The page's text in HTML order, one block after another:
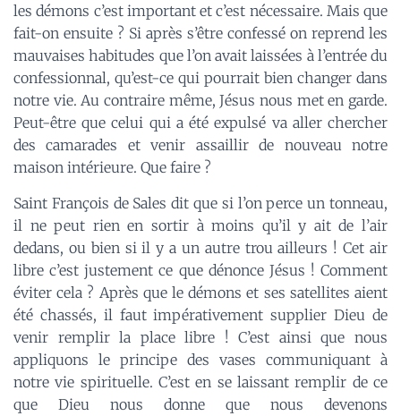
les démons c’est important et c’est nécessaire. Mais que
fait-on ensuite ? Si après s’être confessé on reprend les
mauvaises habitudes que l’on avait laissées à l’entrée du
confessionnal, qu’est-ce qui pourrait bien changer dans
notre vie. Au contraire même, Jésus nous met en garde.
Peut-être que celui qui a été expulsé va aller chercher
des camarades et venir assaillir de nouveau notre
maison intérieure. Que faire ?
Saint François de Sales dit que si l’on perce un tonneau,
il ne peut rien en sortir à moins qu’il y ait de l’air
dedans, ou bien si il y a un autre trou ailleurs ! Cet air
libre c’est justement ce que dénonce Jésus ! Comment
éviter cela ? Après que le démons et ses satellites aient
été chassés, il faut impérativement supplier Dieu de
venir remplir la place libre ! C’est ainsi que nous
appliquons le principe des vases communiquant à
notre vie spirituelle. C’est en se laissant remplir de ce
que Dieu nous donne que nous devenons